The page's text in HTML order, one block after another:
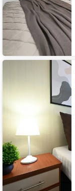
Апартаменты